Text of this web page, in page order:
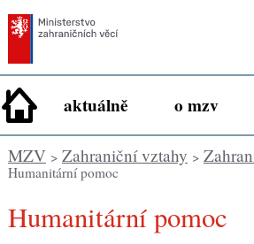
aktuálně o mzv
MZV> Zahraniční vztahy >
Humanitární pomoc
Humanitární pomoc